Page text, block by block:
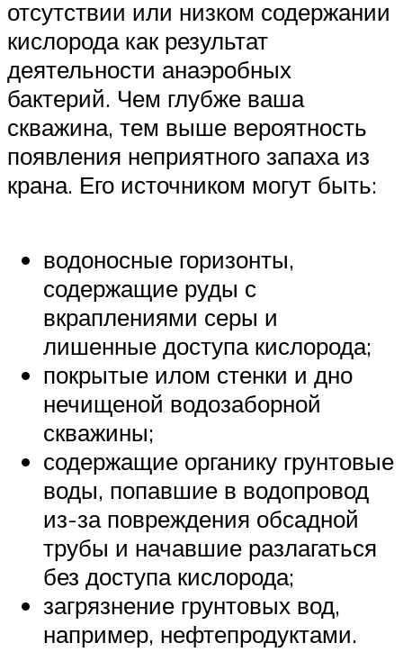
отсутствии или низком содержании
кислорода как результат
деятельности анаэробных
бактерий. Чем глубже ваша
скважина, тем выше вероятность
появления неприятного запаха из
крана. Его источником могут быть:
водоносные горизонты,
содержащие руды с
вкраплениями серы и
лишенные доступа кислорода;
покрытые илом стенки и дно
нечищеной водозаборной
скважины;
содержащие органику грунтовые
воды, попавшие в водопровод
из-за повреждения обсадной
трубы и начавшие разлагаться
без доступа кислорода;
загрязнение грунтовых вод,
например, нефтепродуктами.